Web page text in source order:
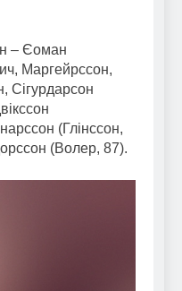
– Єоман
Маргейрссон,
Сігурдарсон
(Глінссон,
(Волер, 87).